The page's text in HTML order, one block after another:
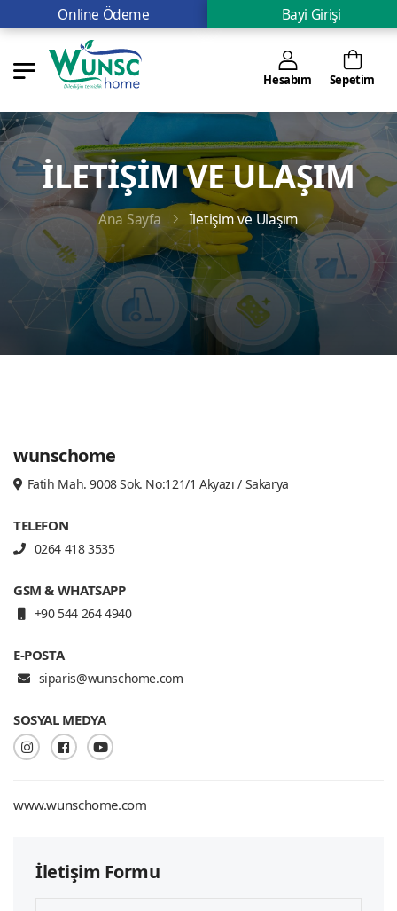
Online Ödeme Bayi Girişi
Hesabım Sepetim
İLETIŞIM VE ULAŞIM
Ana Sayfa İletişim ve Ulaşım
wunschome
Fatih Mah. 9008 Sok. No:121/1 Akyazı / Sakarya
TELEFON
0264 418 3535
GSM & WHATSAPP
+90 544 264 4940
E-POSTA
siparis@wunschome.com
SOSYAL MEDYA
www.wunschome.com
İletişim Formu